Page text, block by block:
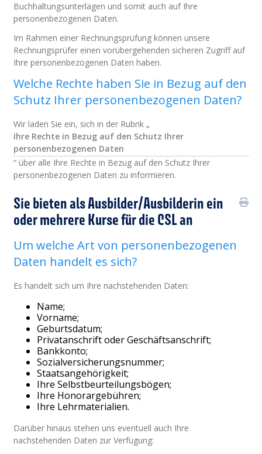
Buchhaltungsunterlagen und somit auch auf Ihre
personenbezogenen Daten.
Im Rahmen einer Rechnungsprüfung können unsere
Rechnungsprüfer einen vorübergehenden sicheren Zugriff auf
Ihre personenbezogenen Daten haben.
Welche Rechte haben Sie in Bezug auf den
Schutz Ihrer personenbezogenen Daten?
Wir laden Sie ein, sich in der Rubrik „
Ihre Rechte in Bezug auf den Schutz Ihrer
personenbezogenen Daten
“ über alle Ihre Rechte in Bezug auf den Schutz Ihrer
personenbezogenen Daten zu informieren.
Sie bieten als Ausbilder/Ausbilderin ein
oder mehrere Kurse für die CSL an
Um welche Art von personenbezogenen
Daten handelt es sich?
Es handelt sich um Ihre nachstehenden Daten:
Name;
Vorname;
Geburtsdatum;
Privatanschrift oder Geschäftsanschrift;
Bankkonto;
Sozialversicherungsnummer;
Staatsangehörigkeit;
Ihre Selbstbeurteilungsbögen;
Ihre Honorargebühren;
Ihre Lehrmaterialien.
Darüber hinaus stehen uns eventuell auch Ihre
nachstehenden Daten zur Verfügung: